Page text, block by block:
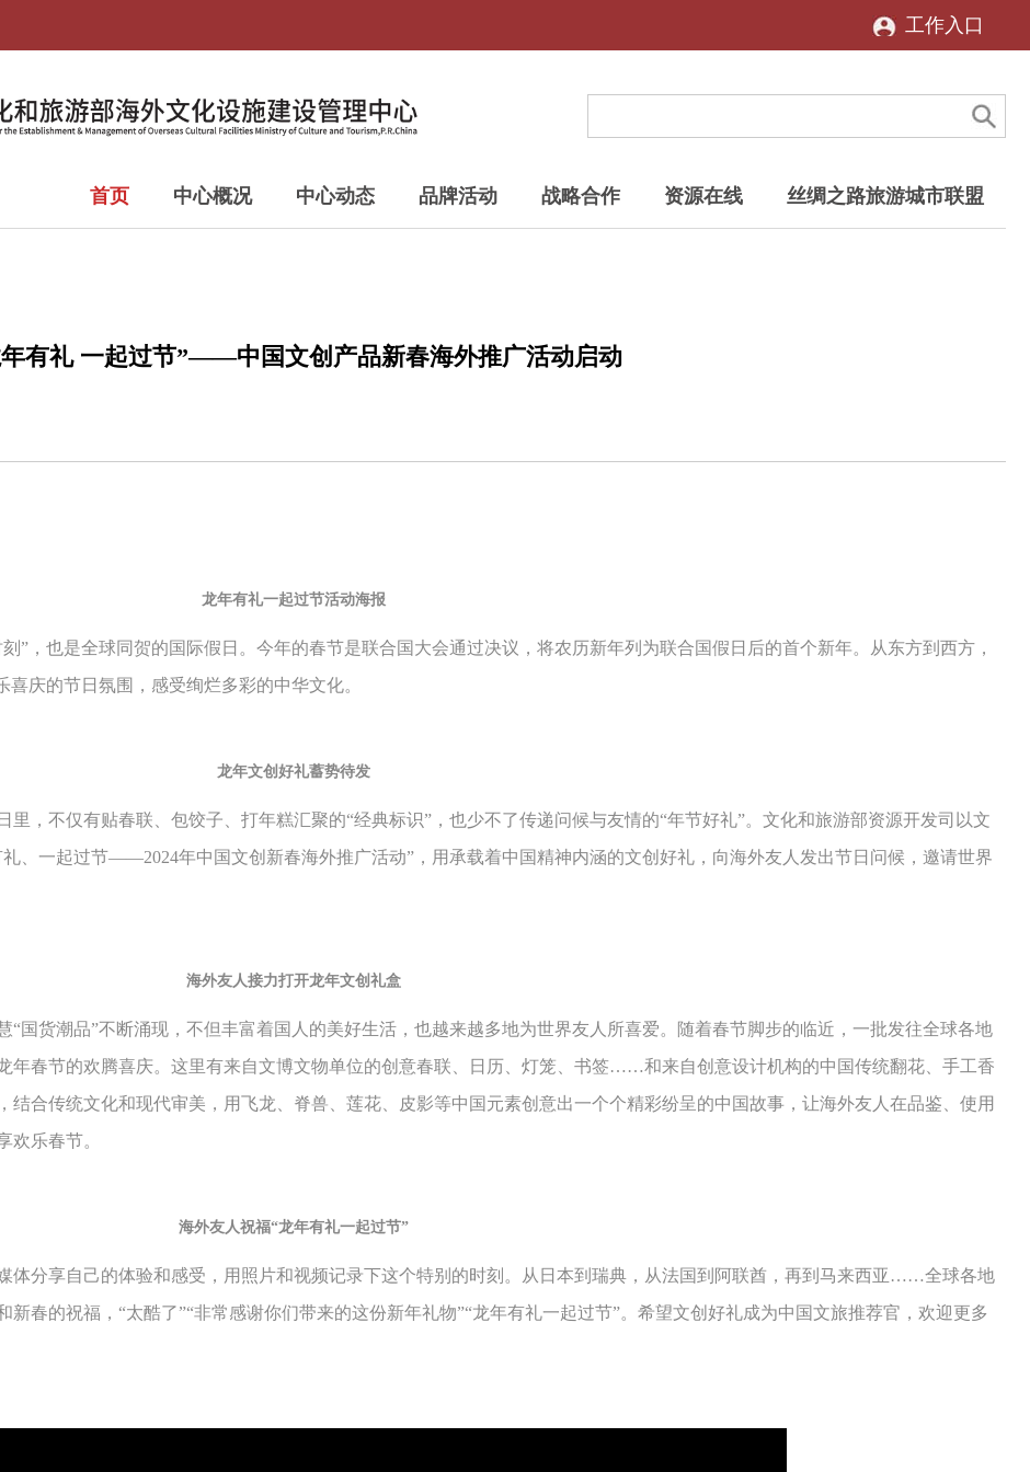
工作入口
丝绸之路旅游城市联盟
资源在线
战略合作
品牌活动
中心动态
中心概况
首页
有礼 一起过节”——中国文创产品新春海外推广活动启动
龙年有礼一起过节活动海报
”，也是全球同贺的国际假日。今年的春节是联合国大会通过决议，将农历新年列为联合国假日后的首个新年。从东方到西方，
庆的节日氛围，感受绚烂多彩的中华文化。
龙年文创好礼蓄势待发
，不仅有贴春联、包饺子、打年糕汇聚的“经典标识”，也少不了传递问候与友情的“年节好礼”。文化和旅游部资源开发司以文
、一起过节——2024年中国文创新春海外推广活动”，用承载着中国精神内涵的文创好礼，向海外友人发出节日问候，邀请世界
海外友人接力打开龙年文创礼盒
国货潮品”不断涌现，不但丰富着国人的美好生活，也越来越多地为世界友人所喜爱。随着春节脚步的临近，一批发往全球各地
年春节的欢腾喜庆。这里有来自文博文物单位的创意春联、日历、灯笼、书签……和来自创意设计机构的中国传统翻花、手工香
合传统文化和现代审美，用飞龙、脊兽、莲花、皮影等中国元素创意出一个个精彩纷呈的中国故事，让海外友人在品鉴、使用
欢乐春节。
海外友人祝福“龙年有礼一起过节”
体分享自己的体验和感受，用照片和视频记录下这个特别的时刻。从日本到瑞典，从法国到阿联酋，再到马来西亚……全球各地
春的祝福，“太酷了”“非常感谢你们带来的这份新年礼物”“龙年有礼一起过节”。希望文创好礼成为中国文旅推荐官，欢迎更多